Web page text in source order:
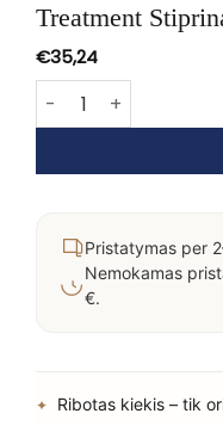
Treatment
losjonas
€35,24
produkto kiekis:
Pristatymas per
Nemokamas
€.
Ribotas kiekis – tik